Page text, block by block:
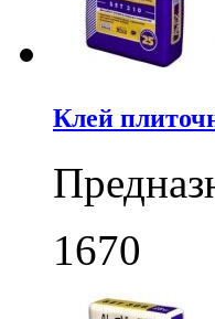
Клей
1670